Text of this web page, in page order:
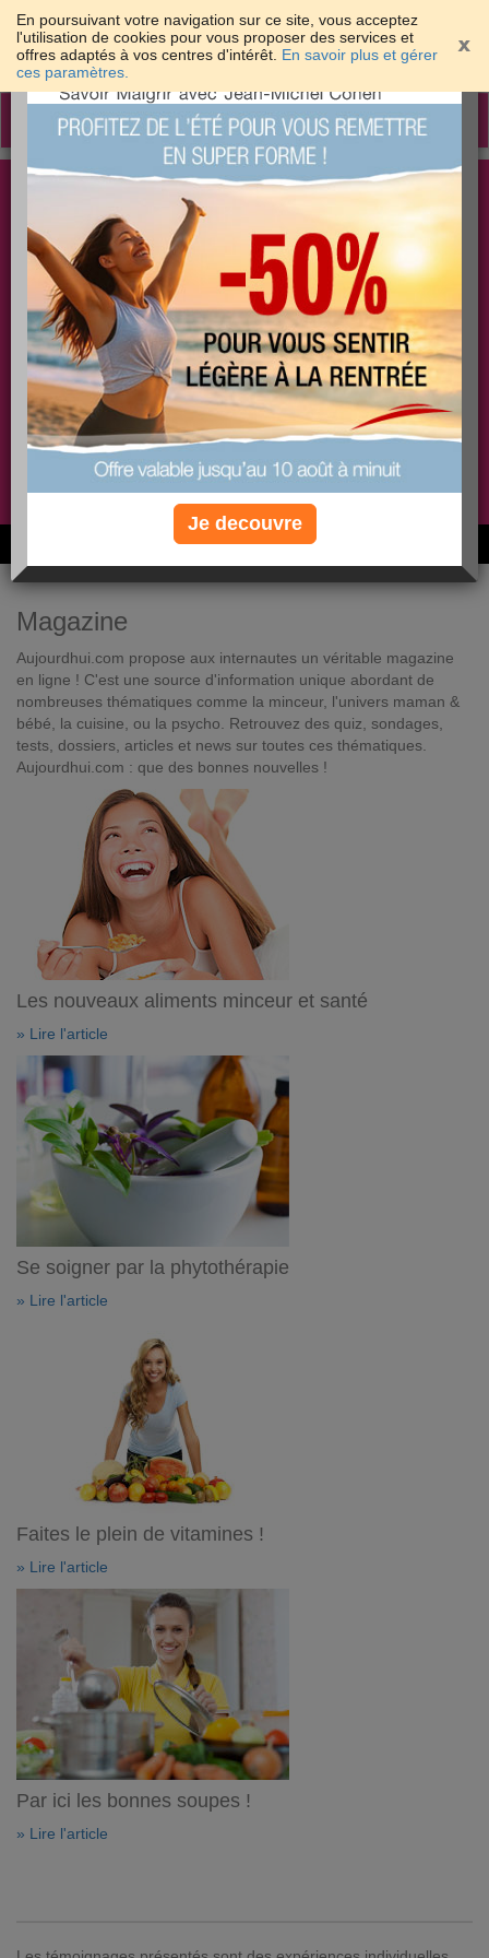
En poursuivant votre navigation sur ce site, vous acceptez
l'utilisation de cookies pour vous proposer des services et
offres adaptés à vos centres d'intérêt. En savoir plus et gérer
ces paramètres.
Toggle
Les meilleures solutions pour maigrir et être bien
dans sa peau
PLUS
EFFICACE
PLUS
SANTÉ
PLUS
COACHING
Non, je préfère le régime gratuit
6M de personnes ont maigri et réappris à manger avec nous
Magazine
Aujourdhui.com propose aux internautes un véritable magazine
en ligne ! C'est une source d'information unique abordant de
nombreuses thématiques comme la minceur, l'univers maman &
bébé, la cuisine, ou la psycho. Retrouvez des quiz, sondages,
tests, dossiers, articles et news sur toutes ces thématiques.
Aujourdhui.com : que des bonnes nouvelles !
Les nouveaux aliments minceur et santé
» Lire l'article
Se soigner par la phytothérapie
» Lire l'article
Faites le plein de vitamines !
» Lire l'article
Par ici les bonnes soupes !
» Lire l'article
×
Je decouvre